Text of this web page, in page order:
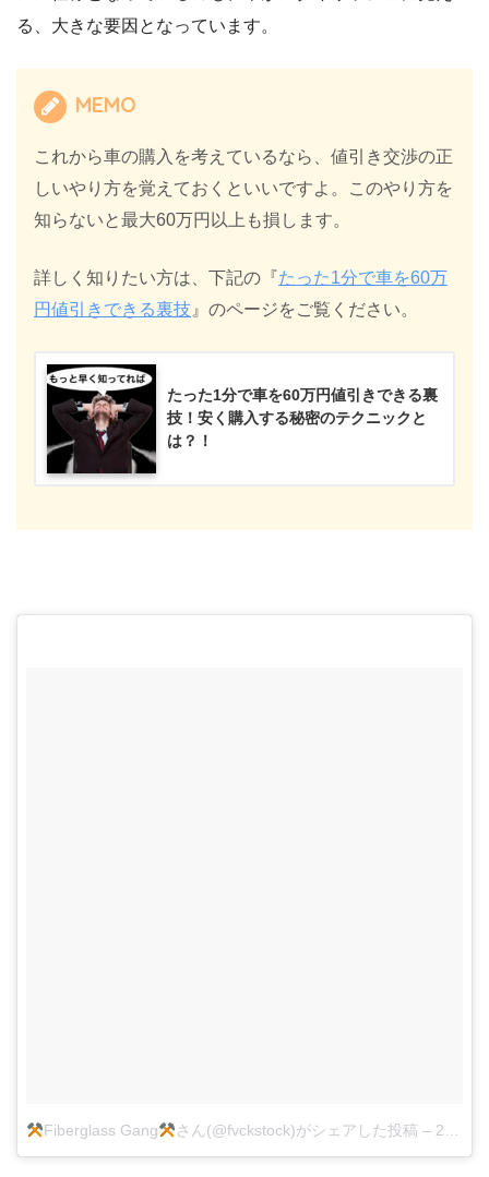
る、大きな要因となっています。
MEMO
これから車の購入を考えているなら、値引き交渉の正
しいやり方を覚えておくといいですよ。このやり方を
知らないと最大60万円以上も損します。
詳しく知りたい方は、下記の『たった1分で車を60万
円値引きできる裏技 』のページをご覧ください。
たった1分で車を60万円値引きできる裏
技！安く購入する秘密のテクニックと
は？！
Fiberglass Gang さん(@fvckstock)がシェアした投稿 – 2018年 7月月12日午前10時25分PDT